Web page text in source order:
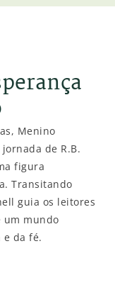
Menino
de R.B.
figura
Transitando
guia os leitores
um mundo
da fé.